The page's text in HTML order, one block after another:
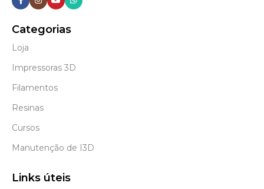
Categorias
Loja
Impressoras 3D
Filamentos
Resinas
Cursos
Manutenção de I3D
Links úteis